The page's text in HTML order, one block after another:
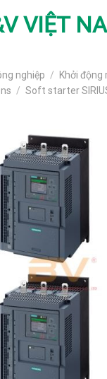
nghiệp / Khởi động
/ Soft starter